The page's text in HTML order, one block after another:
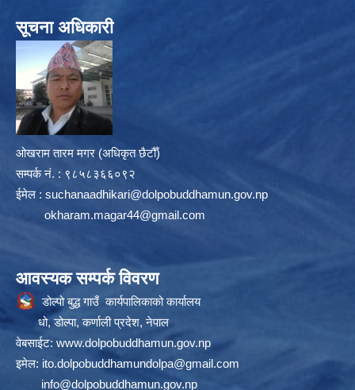
सूचना अधिकारी
ओखराम तारम मगर (अधिकृत छैटौँ)
सम्पर्क न‌ं. : ९८५८३६६०९२
ईमेल : suchanaadhikari@dolpobuddhamun.gov.np
okharam.magar44@gmail.com
आवस्यक सम्पर्क विवरण
डोल्पो बुद्ध गाउँ कार्यपालिकाको कार्यालय
धो, डोल्पा, कर्णाली प्रदेश, नेपाल
वेबसाईट: www.dolpobuddhamun.gov.np
इमेल: ito.dolpobuddhamundolpa@gmail.com
info@dolpobuddhamun.gov.np